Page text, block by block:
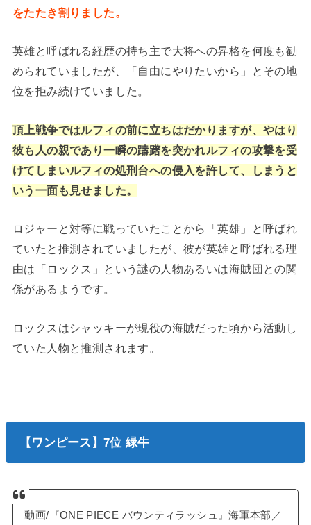
をたたき割りました。
英雄と呼ばれる経歴の持ち主で大将への昇格を何度も勧
められていましたが、「自由にやりたいから」とその地
位を拒み続けていました。
頂上戦争ではルフィの前に立ちはだかりますが、やはり
彼も人の親であり一瞬の躊躇を突かれルフィの攻撃を受
けてしまいルフィの処刑台への侵入を許して、しまうと
いう一面も見せました。
ロジャーと対等に戦っていたことから「英雄」と呼ばれ
ていたと推測されていましたが、彼が英雄と呼ばれる理
由は「ロックス」という謎の人物あるいは海賊団との関
係があるようです。
ロックスはシャッキーが現役の海賊だった頃から活動し
ていた人物と推測されます。
【ワンピース】7位 緑牛
動画/『ONE PIECE バウンティラッシュ』海軍本部／